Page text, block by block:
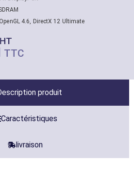
4.6, DirectX 12 Ultimate
HT
TTC
produit
Caractéristiques
livraison